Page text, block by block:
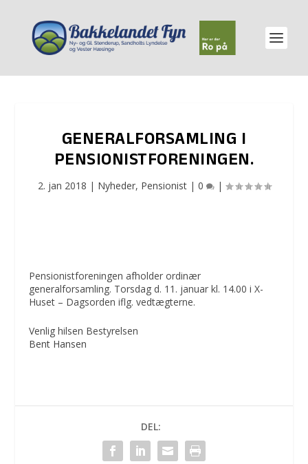
GENERALFORSAMLING I
PENSIONISTFORENINGEN.
2. jan 2018 | Nyheder, Pensionist| 0 |
Pensionistforeningen afholder ordinær
generalforsamling. Torsdag d. 11. januar kl. 14.00 i X-
Huset – Dagsorden iflg. vedtægterne.
Venlig hilsen Bestyrelsen
Bent Hansen
DEL: